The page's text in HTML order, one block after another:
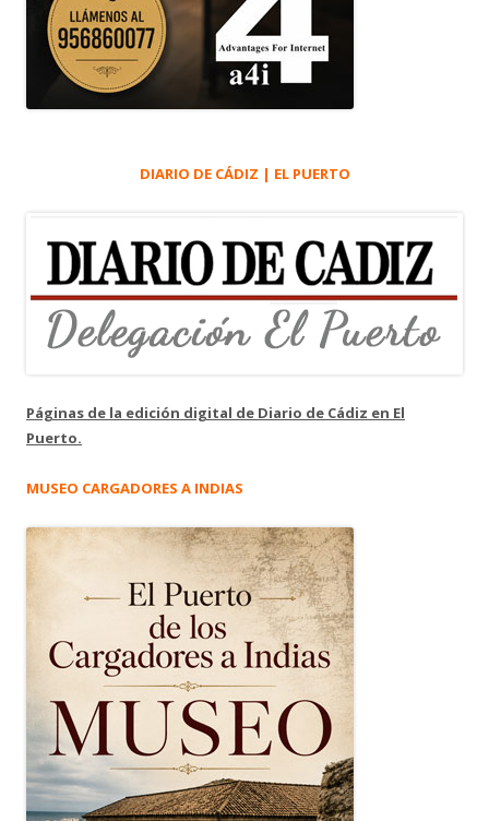
DIARIO DE CÁDIZ | EL PUERTO
Páginas de la edición digital de Diario de Cádiz en El
Puerto.
MUSEO CARGADORES A INDIAS